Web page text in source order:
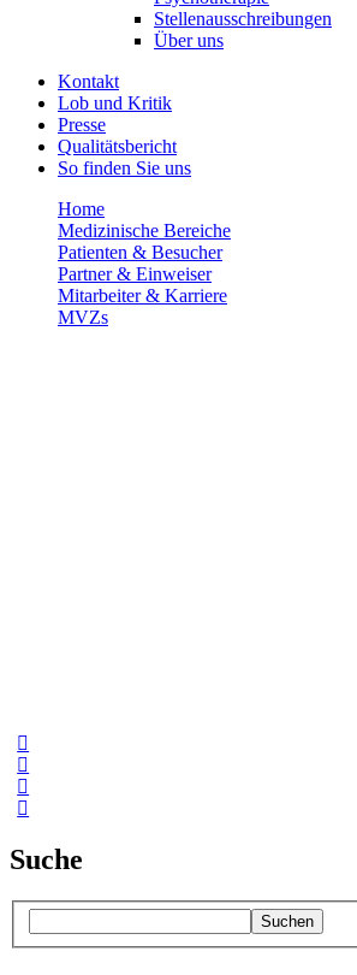
Stellenausschreibungen
Über uns
Kontakt
Lob und Kritik
Presse
Qualitätsbericht
So finden Sie uns
Home
Medizinische Bereiche
Patienten & Besucher
Partner & Einweiser
Mitarbeiter & Karriere
MVZs
Suche
Suchen